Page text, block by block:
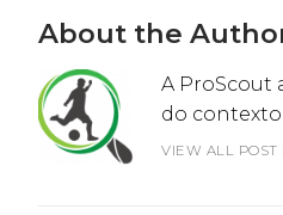
About the
A ProScout
do
VIEW ALL POST